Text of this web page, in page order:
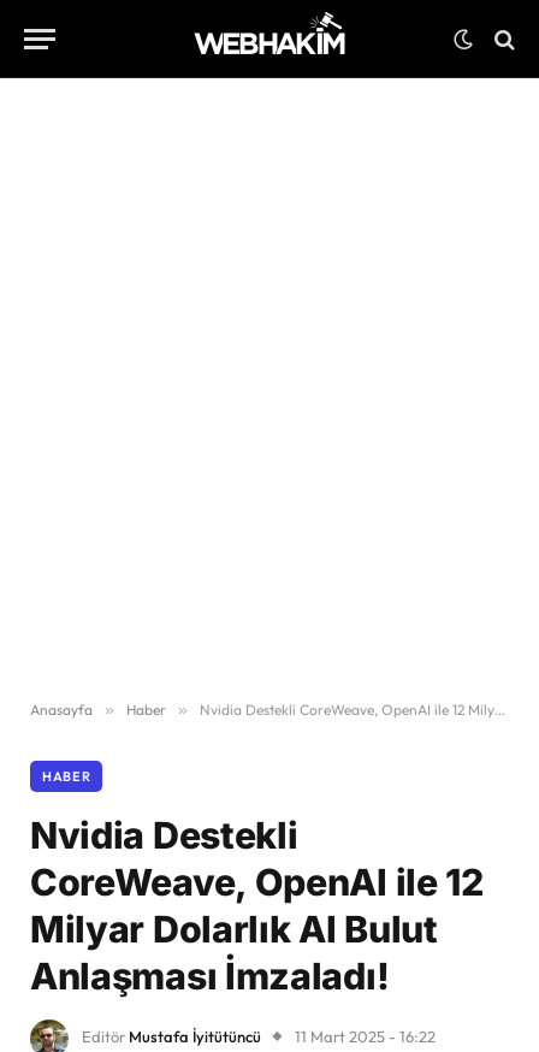
Anasayfa » Haber » Nvidia Destekli CoreWeave, OpenAI ile 12 Milyar Dolarlık AI Bulut Anlaşması İmzaladı!
HABER
Nvidia Destekli
CoreWeave, OpenAI ile 12
Milyar Dolarlık AI Bulut
Anlaşması İmzaladı!
Editör Mustafa İyitütüncü
11 Mart 2025 - 16:22